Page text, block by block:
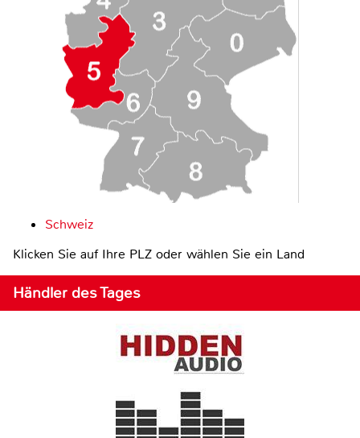
Schweiz
Klicken Sie auf Ihre PLZ oder wählen Sie ein Land
Händler des Tages